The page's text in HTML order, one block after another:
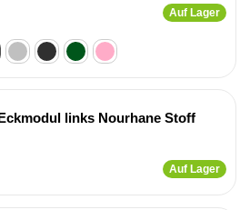
Auf Lager
links Nourhane Stoff
Auf Lager